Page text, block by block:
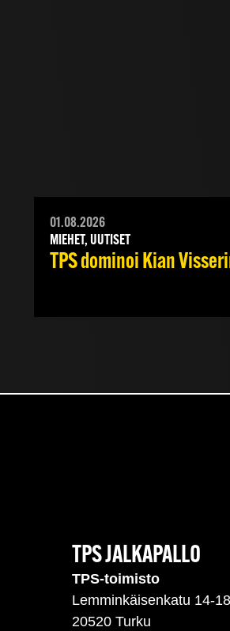
01.08.2026
MIEHET, UUTISET
TPS dominoi Kian
TPS JALKAPALLO
TPS-toimisto
Lemminkäisenkatu 14-
20520 Turku